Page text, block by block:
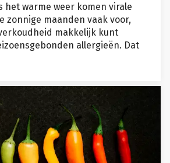
het warme weer komen virale
zonnige maanden vaak voor,
makkelijk kunt
allergieën. Dat